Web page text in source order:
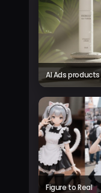
AI Ads products
Figure to Real